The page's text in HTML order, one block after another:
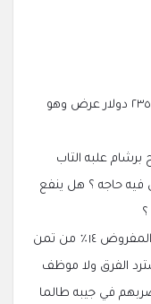
دلوقتي انا اشتريت تابلت من امازون سعره ٢٣٥ دولار عرض وهو
برشام علبه التاب
حاجه ؟ هل ينفع
٢- امازون قدرت الضرايب ب ٥٢.٥ دولار وهي المفروض ١٤٪ من تمن
هسترد الفرق ولا موظف
في جيبه طالما